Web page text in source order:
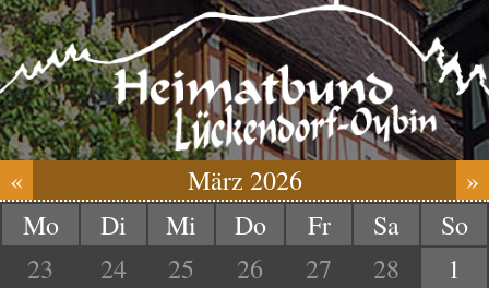
« März 2026
»
Mo
Di Mi Do Fr Sa
So
23
24 25 26 27 28
1